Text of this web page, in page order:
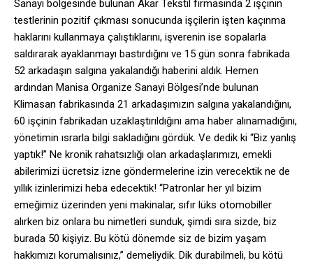
Sanayi bölgesinde bulunan Akar Tekstil firmasında 2 işçinin
testlerinin pozitif çıkması sonucunda işçilerin işten kaçınma
haklarını kullanmaya çalıştıklarını, işverenin ise sopalarla
saldırarak ayaklanmayı bastırdığını ve 15 gün sonra fabrikada
52 arkadaşın salgına yakalandığı haberini aldık. Hemen
ardından Manisa Organize Sanayi Bölgesi’nde bulunan
Klimasan fabrikasında 21 arkadaşımızın salgına yakalandığını,
60 işçinin fabrikadan uzaklaştırıldığını ama haber alınamadığını,
yönetimin ısrarla bilgi sakladığını gördük. Ve dedik ki “Biz yanlış
yaptık!” Ne kronik rahatsızlığı olan arkadaşlarımızı, emekli
abilerimizi ücretsiz izne göndermelerine izin verecektik ne de
yıllık izinlerimizi heba edecektik! “Patronlar her yıl bizim
emeğimiz üzerinden yeni makinalar, sıfır lüks otomobiller
alırken biz onlara bu nimetleri sunduk, şimdi sıra sizde, biz
burada 50 kişiyiz. Bu kötü dönemde siz de bizim yaşam
hakkımızı korumalısınız,” demeliydik. Dik durabilmeli, bu kötü